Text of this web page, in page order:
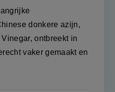
donkere azijn,
ontbreekt in
vaker gemaakt en